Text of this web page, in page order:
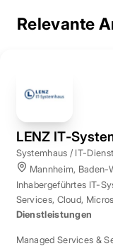
Relevante
LENZ IT-
Systemhaus / IT-
Mannheim, Baden-
Inhabergeführtes IT-
Services, Cloud,
der Region Rhein-
Dienstleistungen
Managed Services &